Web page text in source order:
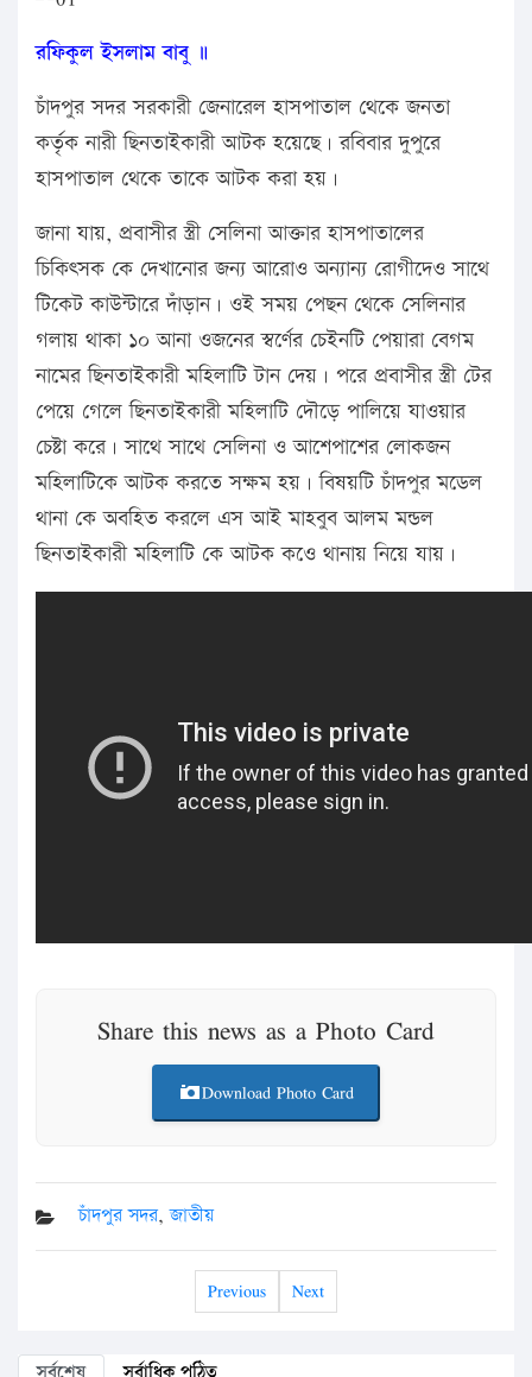
রফিকুল ইসলাম বাবু ॥
চাঁদপুর সদর সরকারী জেনারেল হাসপাতাল থেকে জনতা
কর্তৃক নারী ছিনতাইকারী আটক হয়েছে। রবিবার দুপুরে
হাসপাতাল থেকে তাকে আটক করা হয়।
জানা যায়, প্রবাসীর স্ত্রী সেলিনা আক্তার হাসপাতালের
চিকিৎসক কে দেখানোর জন্য আরোও অন্যান্য রোগীদেও সাথে
টিকেট কাউন্টারে দাঁড়ান। ওই সময় পেছন থেকে সেলিনার
গলায় থাকা ১০ আনা ওজনের স্বর্ণের চেইনটি পেয়ারা বেগম
নামের ছিনতাইকারী মহিলাটি টান দেয়। পরে প্রবাসীর স্ত্রী টের
পেয়ে গেলে ছিনতাইকারী মহিলাটি দৌড়ে পালিয়ে যাওয়ার
চেষ্টা করে। সাথে সাথে সেলিনা ও আশেপাশের লোকজন
মহিলাটিকে আটক করতে সক্ষম হয়। বিষয়টি চাঁদপুর মডেল
থানা কে অবহিত করলে এস আই মাহবুব আলম মন্ডল
ছিনতাইকারী মহিলাটি কে আটক কওে থানায় নিয়ে যায়।
Share this news as a Photo Card
Download Photo Card
চাঁদপুর সদর,জাতীয়
Previous Next